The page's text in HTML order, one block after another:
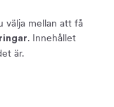
välja mellan att få
. Innehållet
är.